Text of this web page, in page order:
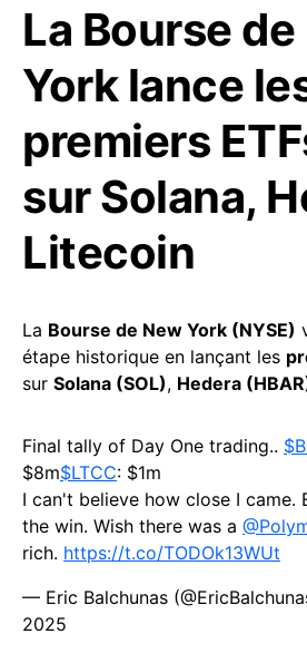
La Bourse
York lance
premiers
sur Solana,
Litecoin
La Bourse de New York (NYSE)
étape historique en lançant les
sur Solana (SOL), Hedera
Final tally of Day One trading..
$8m$LTCC: $1m
I can't believe how close I came.
the win. Wish there was a
rich. https://t.co/TODOk13WUt
— Eric Balchunas
2025